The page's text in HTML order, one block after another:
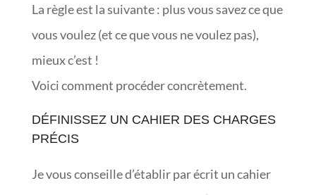
La règle est la suivante : plus vous savez ce que
vous voulez (et ce que vous ne voulez pas),
mieux c’est !
Voici comment procéder concrètement.
DÉFINISSEZ UN CAHIER DES CHARGES
PRÉCIS
Je vous conseille d’établir par écrit un cahier